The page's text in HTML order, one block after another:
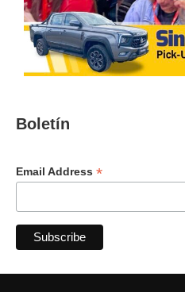
Boletín
Email Address *